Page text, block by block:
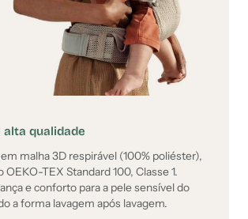
qualidade
malha 3D respirável (100% poliéster),
OEKO-TEX Standard 100, Classe 1.
e conforto para a pele sensível do
a forma lavagem após lavagem.